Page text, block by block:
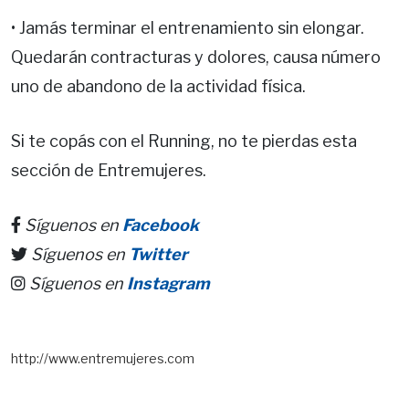
• Jamás terminar el entrenamiento sin elongar.
Quedarán contracturas y dolores, causa número
uno de abandono de la actividad física.
Si te copás con el Running, no te pierdas esta
sección de Entremujeres.
Síguenos en Facebook
Síguenos en Twitter
Síguenos en Instagram
http://www.entremujeres.com